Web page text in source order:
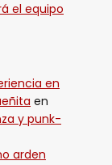
el equipo
en
en
y punk-
arden